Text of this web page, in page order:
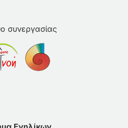
συνεργασίας